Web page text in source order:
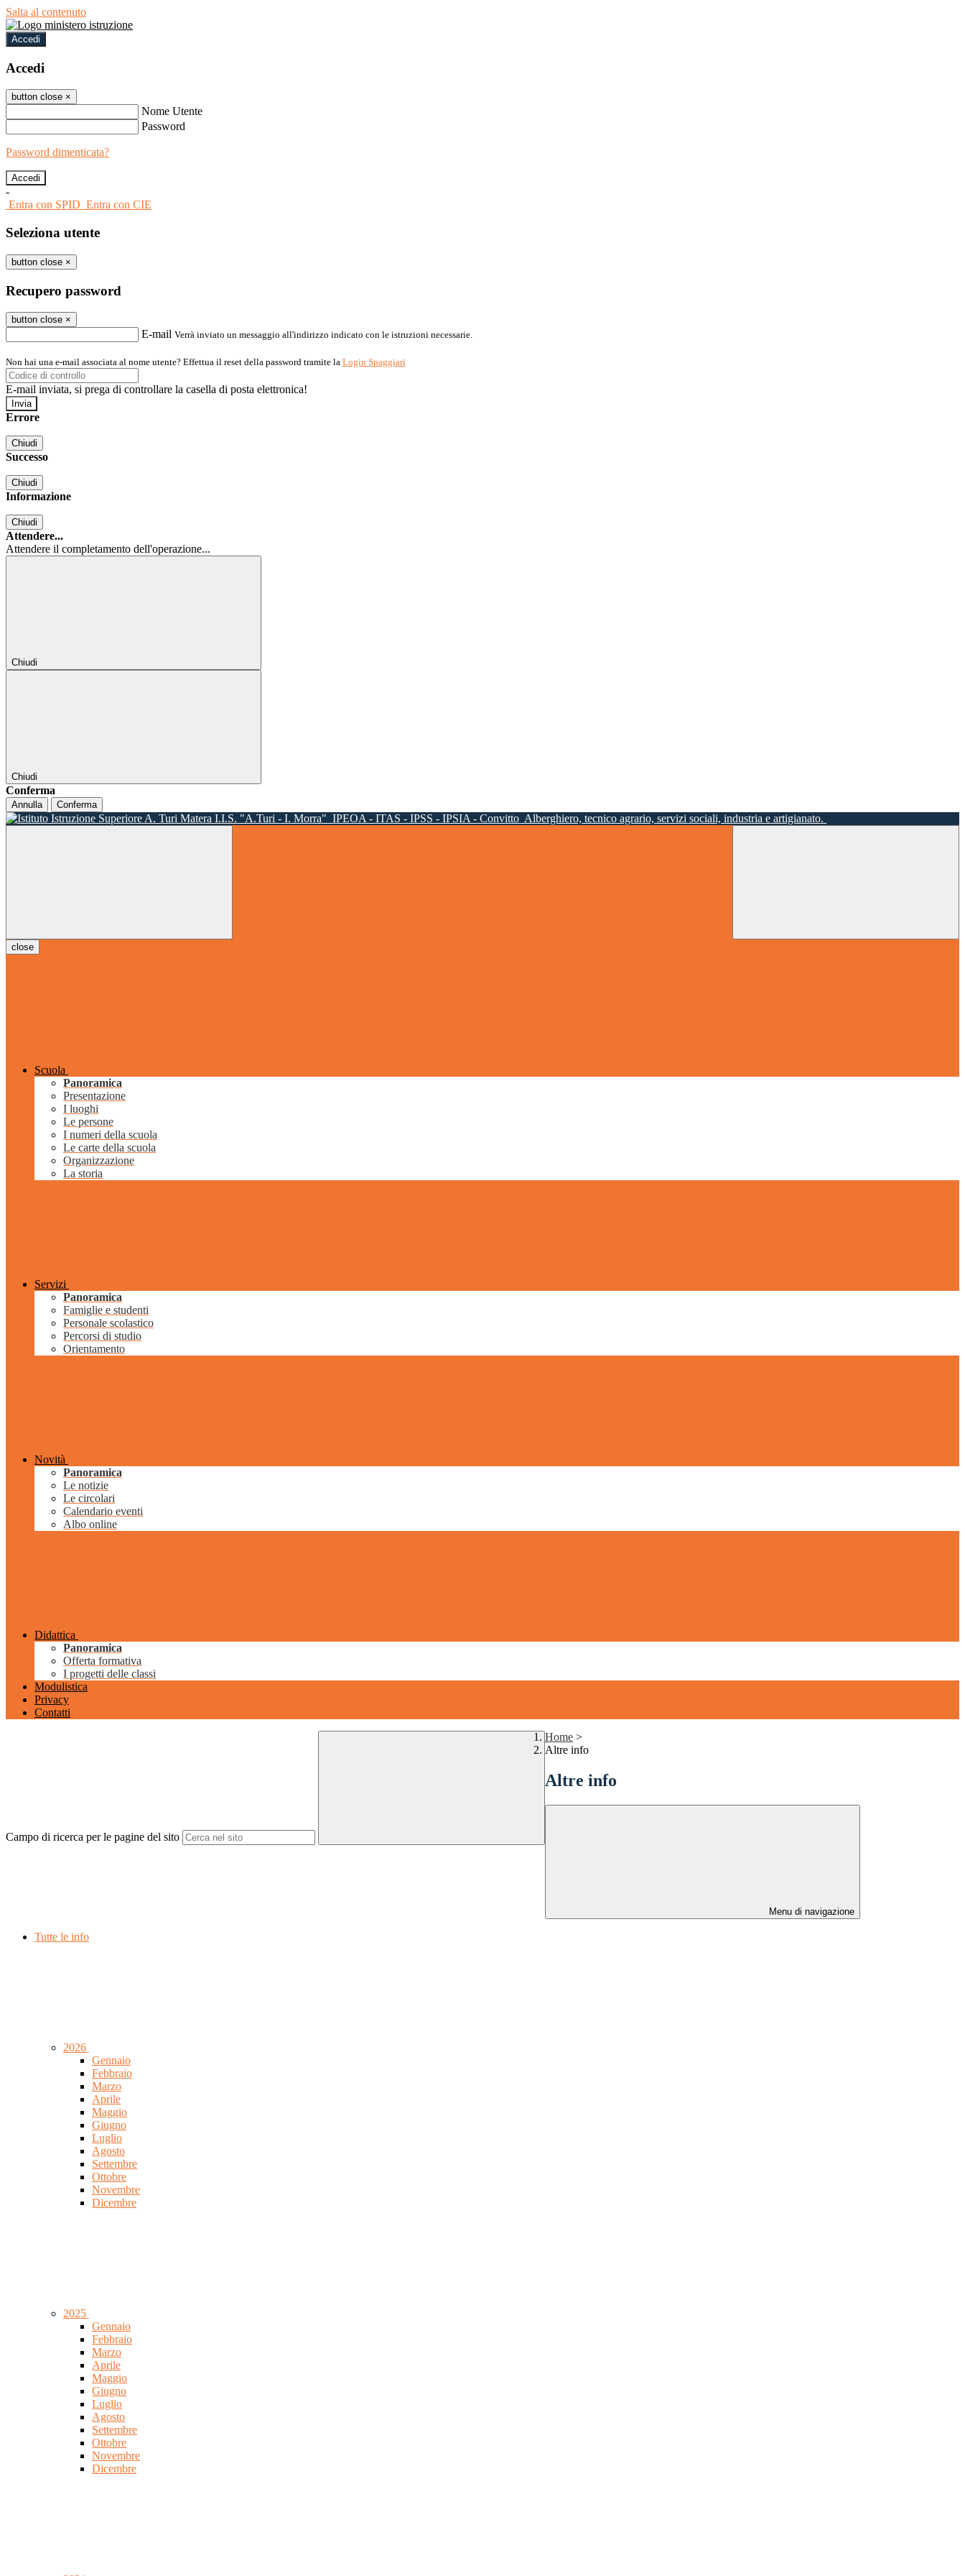
Salta al contenuto
Accedi
Accedi
button close ×
Nome Utente
Password
Password dimenticata?
-
Entra con SPID Entra con CIE
Seleziona utente
button close ×
Recupero password
button close ×
E-mail Verrà inviato un messaggio all'indirizzo indicato con le istruzioni necessarie.
Non hai una e-mail associata al nome utente? Effettua il reset della password tramite la Login Spaggiari
E-mail inviata, si prega di controllare la casella di posta elettronica!
Errore
Chiudi
Successo
Chiudi
Informazione
Chiudi
Attendere...
Attendere il completamento dell'operazione...
Chiudi
Chiudi
Conferma
Annulla Conferma
I.I.S. "A.Turi - I. Morra" IPEOA - ITAS - IPSS - IPSIA - Convitto Alberghiero, tecnico agrario, servizi sociali, industria e artigianato.
close
Scuola
Panoramica
Presentazione
I luoghi
Le persone
I numeri della scuola
Le carte della scuola
Organizzazione
La storia
Servizi
Panoramica
Famiglie e studenti
Personale scolastico
Percorsi di studio
Orientamento
Novità
Panoramica
Le notizie
Le circolari
Calendario eventi
Albo online
Didattica
Panoramica
Offerta formativa
I progetti delle classi
Modulistica
Privacy
Contatti
Campo di ricerca per le pagine del sito
Home >
Altre info
Altre info
Menu di navigazione
Tutte le info
2026
Gennaio
Febbraio
Marzo
Aprile
Maggio
Giugno
Luglio
Agosto
Settembre
Ottobre
Novembre
Dicembre
2025
Gennaio
Febbraio
Marzo
Aprile
Maggio
Giugno
Luglio
Agosto
Settembre
Ottobre
Novembre
Dicembre